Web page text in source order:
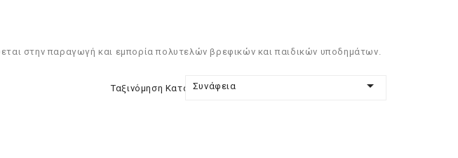
στην παραγωγή και εμπορία πολυτελών βρεφικών και παιδικών υποδημάτων.
Ταξινόμηση Κατά: Συνάφεια 